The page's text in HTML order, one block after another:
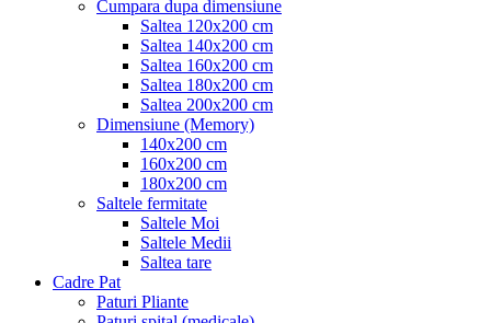
Cumpara dupa dimensiune
Saltea 120x200 cm
Saltea 140x200 cm
Saltea 160x200 cm
Saltea 180x200 cm
Saltea 200x200 cm
Dimensiune (Memory)
140x200 cm
160x200 cm
180x200 cm
Saltele fermitate
Saltele Moi
Saltele Medii
Saltea tare
Cadre Pat
Paturi Pliante